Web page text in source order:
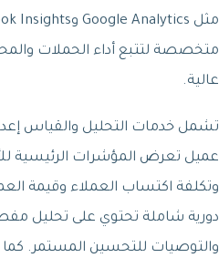
متخصصة لتتبع أداء الحملات
عالية.
تشمل خدمات التحليل والقياس
وتكلفة اكتساب العملاء وقيمة
دورية شاملة تحتوي على تحليل
والتوصيات للتحسين المستمر.